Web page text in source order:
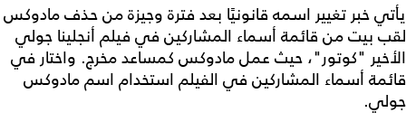
يأتي خبر تغيير اسمه قانونيًا بعد فترة وجيزة من حذف مادوكس
لقب بيت من قائمة أسماء المشاركين في فيلم أنجلينا جولي
الأخير "كوتور"، حيث عمل مادوكس كمساعد مخرج. واختار في
قائمة أسماء المشاركين في الفيلم استخدام اسم مادوكس
جولي.